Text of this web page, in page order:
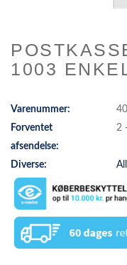
1003
Varenummer:
Forventet
afsendelse:
2
Diverse: